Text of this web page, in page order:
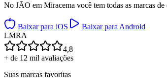
No JÃO em Miracema você tem todas as marcas
Baixar para iOS
Baixar para Android
LMRA
4,8
+ de 12 mil avaliações
Suas marcas favoritas